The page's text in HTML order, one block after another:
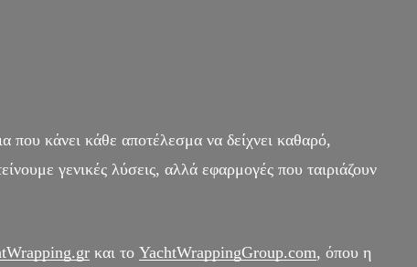
κάνει κάθε αποτέλεσμα να δείχνει καθαρό,
γενικές λύσεις, αλλά εφαρμογές που ταιριάζουν
και το YachtWrappingGroup.com, όπου η